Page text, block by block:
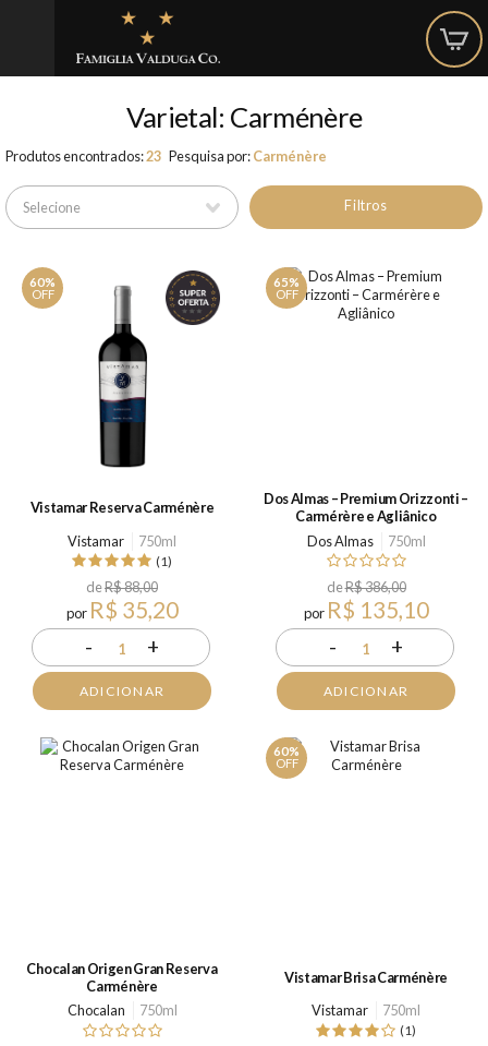
Varietal: Carménère
Produtos encontrados:23 Pesquisa por:Carménère
Filtros
60%
OFF
Vistamar Reserva Carménère
Vistamar
750ml
(1)
deR$ 88,00
por R$ 35,20
- 1 +
ADICIONAR
65%
OFF
Dos Almas – Premium Orizzonti –
Carmérère e Agliânico
Dos Almas
750ml
deR$ 386,00
por R$ 135,10
- 1 +
ADICIONAR
Chocalan Origen Gran Reserva
Carménère
Chocalan
750ml
60%
OFF
Vistamar Brisa Carménère
Vistamar
750ml
(1)